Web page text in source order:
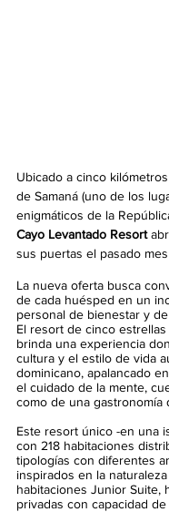
Ubicado a cinco
de Samaná (uno de los
enigmáticos de la
Cayo Levantado Resort
sus puertas el pasado
La nueva oferta busca
de cada huésped en un
personal de bienestar y
El resort de cinco
brinda una experiencia
cultura y el estilo de vida
dominicano, apalancado
el cuidado de la mente,
como de una gastronomía
Este resort único -en una
con 218 habitaciones
tipologías con diferentes
inspirados en la
habitaciones Junior Suite,
privadas con capacidad